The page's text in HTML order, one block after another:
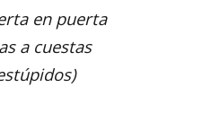
en puerta
a cuestas